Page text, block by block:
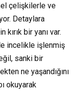
çelişkilerle ve
Detaylara
bir yanı var.
incelikle işlenmiş
sanki bir
ne yaşandığını
okuyarak